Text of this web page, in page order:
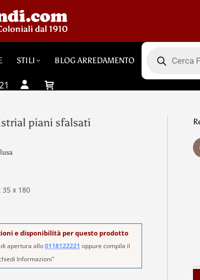
STILI BLOG ARREDAMENTO search
piani sfalsati
x 180
e disponibilità per questo prodotto
apertura allo0118122221 oppure compila il
Informazioni"